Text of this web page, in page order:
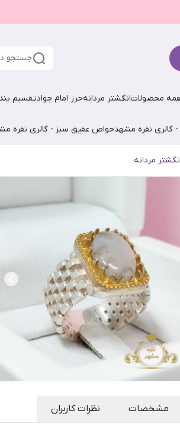
جستجو
محصولاتانگشتر مردانهحرز امام جوادتقسیم
نقره مشهدخواص عقیق سبز - گالری نقره
مردانه
مشخصات نظرات کاربران